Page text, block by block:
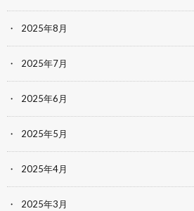
2025年8月
2025年7月
2025年6月
2025年5月
2025年4月
2025年3月